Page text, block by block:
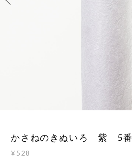
かさねのきぬいろ 紫 5番
¥528